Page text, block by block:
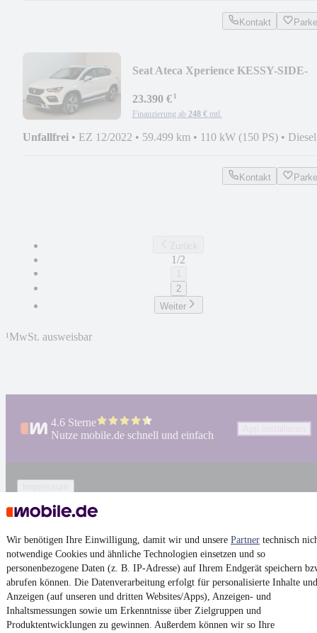
Wir benötigen Ihre Einwilligung, damit wir und unsere Partner technisch
notwendige Cookies und ähnliche Technologien einsetzen und so
personenbezogene Daten (z. B. IP-Adresse) auf Ihrem Endgerät speichern
abrufen können. Die Datenverarbeitung erfolgt für personalisierte Inhalte und
Anzeigen (auf unseren und dritten Websites/Apps), Anzeigen- und
Inhaltsmessungen sowie um Erkenntnisse über Zielgruppen und
Produktentwicklungen zu gewinnen. Außerdem können wir so Ihre
Kontakt
Seat Ateca Xperience KESSY-SIDE-
23.390 €¹
Finanzierung ab 248 € mtl.
Unfallfrei • EZ 12/2022 • 59.499 km • 110 kW (150 PS) • Diesel
Kontakt
1/2
2
Weiter
¹MwSt. ausweisbar
4.6 Sterne
Nutze mobile.de schnell und einfach
AGB
Datenschutz
Datenschutzeinstellungen
Report Security Vulnerability (English)